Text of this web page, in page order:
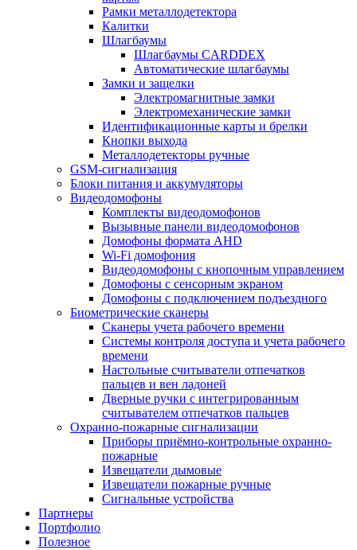
Рамки металлодетектора
Калитки
Шлагбаумы
Шлагбаумы CARDDEX
Автоматические шлагбаумы
Замки и защелки
Электромагнитные замки
Электромеханические замки
Идентификационные карты и брелки
Кнопки выхода
Металлодетекторы ручные
GSM-сигнализация
Блоки питания и аккумуляторы
Видеодомофоны
Комплекты видеодомофонов
Вызывные панели видеодомофонов
Домофоны формата AHD
Wi-Fi домофония
Видеодомофоны с кнопочным управлением
Домофоны с сенсорным экраном
Домофоны с подключением подъездного
Биометрические сканеры
Сканеры учета рабочего времени
Системы контроля доступа и учета рабочего
времени
Настольные считыватели отпечатков
пальцев и вен ладоней
Дверные ручки с интегрированным
считывателем отпечатков пальцев
Охранно-пожарные сигнализации
Приборы приёмно-контрольные охранно-
пожарные
Извещатели дымовые
Извещатели пожарные ручные
Сигнальные устройства
Партнеры
Портфолио
Полезное